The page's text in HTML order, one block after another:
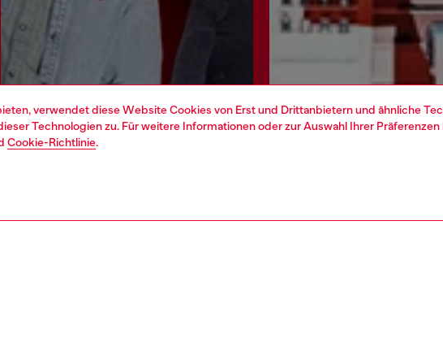
verwendet diese Website Cookies von Erst und Drittanbietern und ähnliche
Technologien zu. Für weitere Informationen oder zur Auswahl Ihrer Präferenzen
Cookie-Richtlinie.